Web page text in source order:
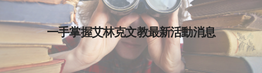
一手掌握艾林克文教最新活動消息